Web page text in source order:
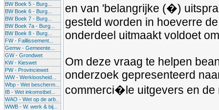
BW Boek 5 - Burg...
BW Boek 6 - Burg...
BW Boek 7 - Burg...
BW Boek 7a - Burg...
BW Boek 8 - Burg...
FW - Faillissement...
Gemw - Gemeente...
GW - Grondwet
KW - Kieswet
PW - Provinciewet
WW - Werkloosheid...
Wbp - Wet bescherm...
IB - Wet inkomstbel...
WAO - Wet op de arb..
WWB - W. werk & bij...
en van 'belangrijke (�)
gesteld worden in hoeverre
onderdeel uitmaakt voldoet
Om deze vraag te helpen
onderzoek gepresenteerd
commerci�le uitgevers en de